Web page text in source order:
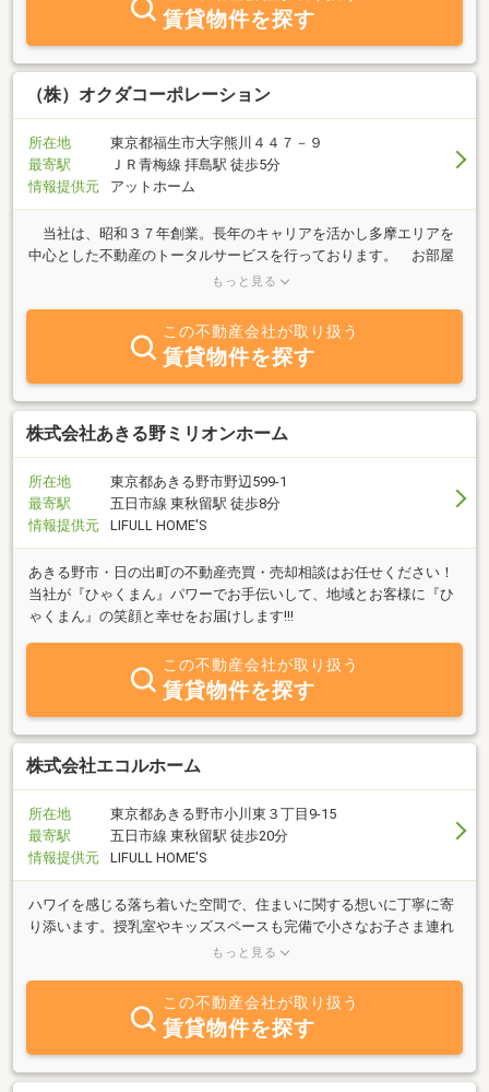
賃貸物件を探す
（株）オクダコーポレーション
所在地
東京都福生市大字熊川４４７－９
最寄駅
ＪＲ青梅線 拝島駅 徒歩5分
情報提供元
アットホーム
当社は、昭和３７年創業。長年のキャリアを活かし多摩エリアを
中心とした不動産のトータルサービスを行っております。 お部屋
探しから土地の有効利用迄、お客様のニーズに合わせたご提案をさ
「借りたいときも、貸したいときも。不動産賃貸のご相談は、総合
不動産オクダコーポレーションへ。」を合言葉にスタッフ一同、心
よりお待ちしております。
もっと見る
この不動産会社が取り扱う
賃貸物件を探す
株式会社あきる野ミリオンホーム
所在地
東京都あきる野市野辺599-1
最寄駅
五日市線 東秋留駅 徒歩8分
情報提供元
LIFULL HOME'S
あきる野市・日の出町の不動産売買・売却相談はお任せください！
当社が『ひゃくまん』パワーでお手伝いして、地域とお客様に『ひ
ゃくまん』の笑顔と幸せをお届けします!!!
この不動産会社が取り扱う
賃貸物件を探す
株式会社エコルホーム
所在地
東京都あきる野市小川東３丁目9-15
最寄駅
五日市線 東秋留駅 徒歩20分
情報提供元
LIFULL HOME'S
ハワイを感じる落ち着いた空間で、住まいに関する想いに丁寧に寄
り添います。授乳室やキッズスペースも完備で小さなお子さま連れ
の方も安心。全ての出会いに感謝を込めて－。不動産のことなら当
もっと見る
この不動産会社が取り扱う
賃貸物件を探す